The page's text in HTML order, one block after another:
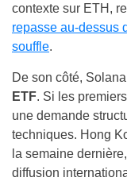
contexte sur ETH,
repasse au-dessus
souffle.
De son côté,
ETF. Si les
une demande
techniques. Hong
la semaine
diffusion